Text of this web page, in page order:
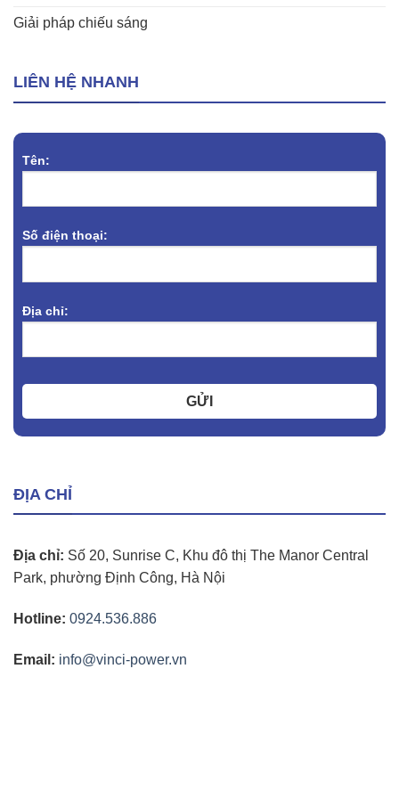
Giải pháp chiếu sáng
LIÊN HỆ NHANH
Tên:
Số điện thoại:
Địa chỉ:
GỬI
ĐỊA CHỈ
Địa chỉ: Số 20, Sunrise C, Khu đô thị The Manor Central
Park, phường Định Công, Hà Nội
Hotline: 0924.536.886
Email: info@vinci-power.vn